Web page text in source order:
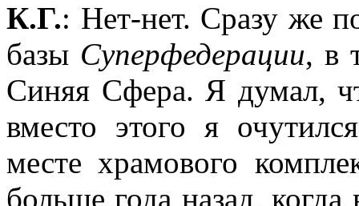
К.Г.: Нет-нет. Сразу же
базы Суперфедерации, в
Синяя Сфера. Я думал,
вместо этого я
месте храмового
больше года назад,